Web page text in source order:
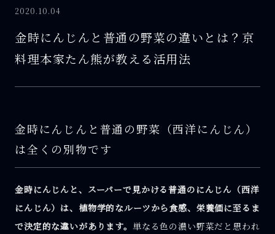
2020.10.04
金時にんじんと普通の野菜の違いとは？京
料理本家たん熊が教える活用法
金時にんじんと普通の野菜（西洋にんじん）
は全くの別物です
金時にんじんと、スーパーで見かける普通のにんじん（西洋
にんじん）は、植物学的なルーツから食感、栄養価に至るま
で決定的な違いがあります。 単なる色の濃い野菜だと思われ